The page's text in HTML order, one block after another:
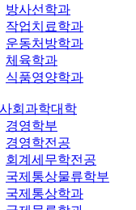
방사선학과
작업치료학과
운동처방학과
체육학과
식품영양학과
회과학대학
경영학부
경영학전공
회계세무학전공
국제통상물류학부
국제통상학과